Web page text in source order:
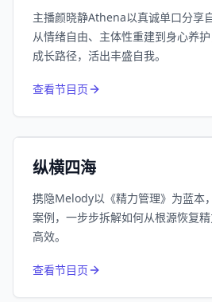
主播颜晓静Athena以真诚单口分享
从情绪自由、主体性重建到身心养
成长路径，活出丰盛自我。
查看节目页
小宇宙 精选
纵横四海
携隐Melody以《精力管理》为蓝本
案例，一步步拆解如何从根源恢复
高效。
查看节目页